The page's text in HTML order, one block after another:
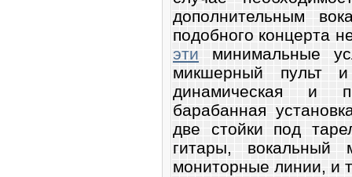
дополнительным
подобного концерта
эти минимальные
микшерный пульт и
динамическая и
барабанная
две стойки под
гитары,
мониторные линии, и